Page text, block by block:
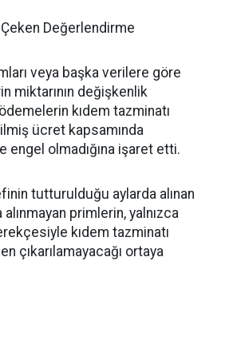
Çeken Değerlendirme
veya başka verilere göre
miktarının değişkenlik
kıdem tazminatı
ücret kapsamında
engel olmadığına işaret etti.
tutturulduğu aylarda alınan
primlerin, yalnızca
kıdem tazminatı
çıkarılamayacağı ortaya